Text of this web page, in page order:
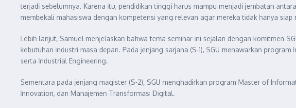
terjadi sebelumnya. Karena itu, pendidikan tinggi harus mampu menjadi jembatan
membekali mahasiswa dengan kompetensi yang relevan agar mereka tidak hanya
Lebih lanjut, Samuel menjelaskan bahwa tema seminar ini sejalan dengan komitmen
kebutuhan industri masa depan. Pada jenjang sarjana (S-1), SGU menawarkan
serta Industrial Engineering.
Sementara pada jenjang magister (S-2), SGU menghadirkan program Master of
Innovation, dan Manajemen Transformasi Digital.